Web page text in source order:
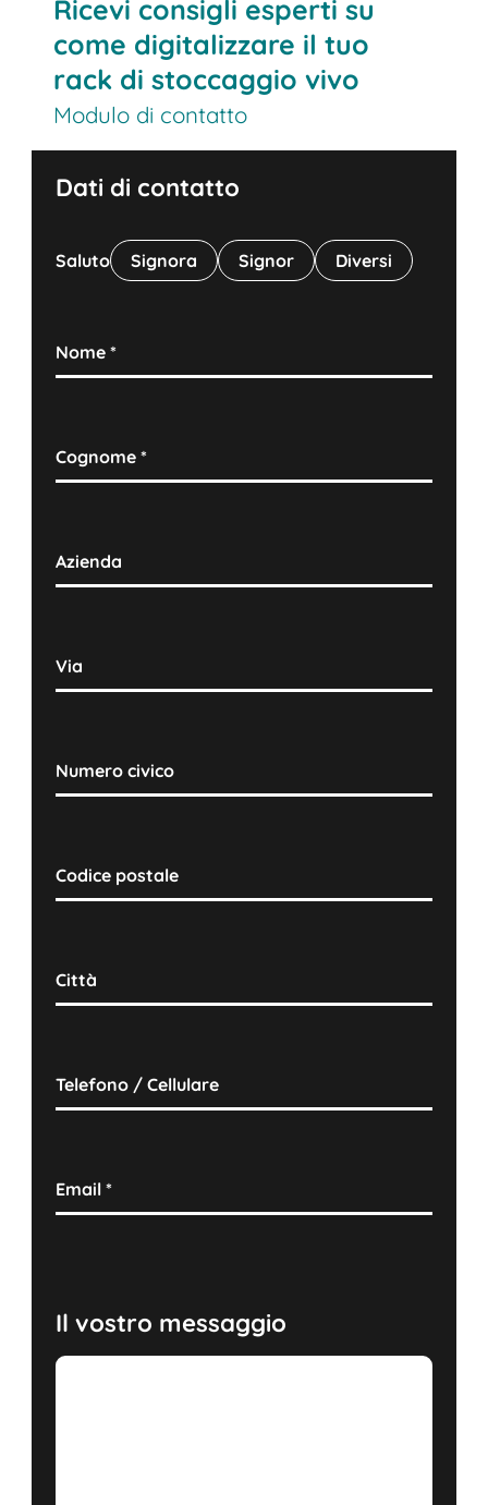
Ricevi consigli esperti su
come digitalizzare il tuo
rack di stoccaggio vivo
Modulo di contatto
Dati di contatto
Saluto Signora Signor Diversi
Nome*
Cognome*
Azienda
Via
Numero civico
Codice postale
Città
Telefono / Cellulare
Email*
Il vostro messaggio